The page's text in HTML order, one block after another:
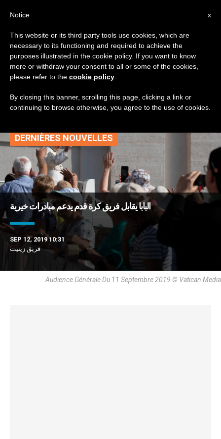
TAG
Posts Tagged ‘مبادرات
خيرية’
DERNIÈRES NOUVELLES
البابا يقابل فريق كرة قدم يدعم مبادرات خيرية
SEP 12, 2019 10:31
فريق زينيت
Audience Générale Du 11 Septembre 2019 © Vatican Media
x
Notice
This website or its third party tools use cookies, which are
necessary to its functioning and required to achieve the
purposes illustrated in the cookie policy. If you want to know
more or withdraw your consent to all or some of the cookies,
please refer to the cookie policy
By closing this banner, scrolling this page, clicking a link or
continuing to browse otherwise, you agree to the use of cookies.